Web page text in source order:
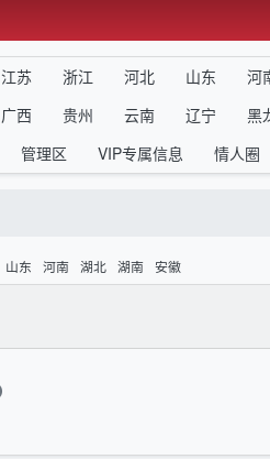
江苏 浙江 河北 山东 河
广西 贵州 云南 辽宁 黑
管理区 VIP专属信息 情人圈
山东 河南 湖北 湖南 安徽